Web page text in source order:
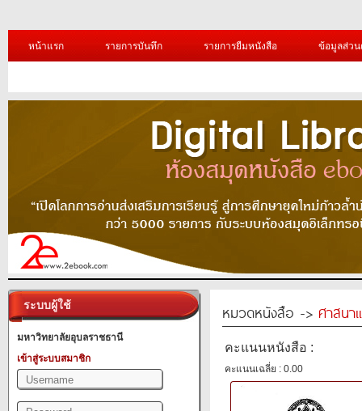
หน้าแรก รายการบันทึก รายการยืมหนังสือ ข้อมูลส่ว
ระบบผู้ใช้
มหาวิทยาลัยอุบลราชธานี
เข้าสู่ระบบสมาชิก
หมวดหนังสือ -> ศาสนา
คะแนนหนังสือ :
คะแนนเฉลี่ย : 0.00